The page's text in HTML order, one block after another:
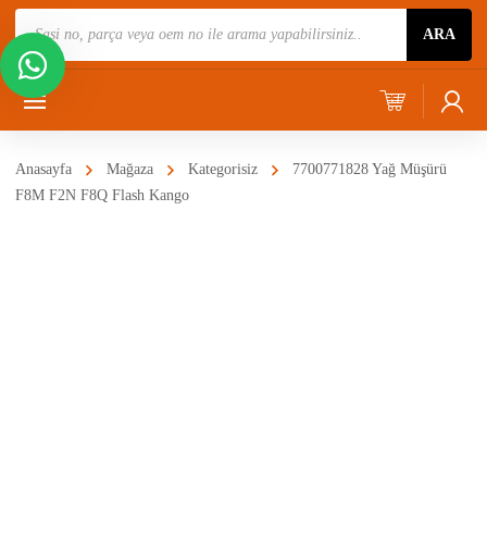
Ara
ARA
Anasayfa Mağaza Kategorisiz
7700771828 Yağ Müşürü
F8M F2N F8Q Flash Kango